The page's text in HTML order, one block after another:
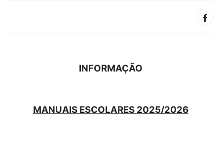
INFORMAÇÃO
MANUAIS ESCOLARES 2025/2026